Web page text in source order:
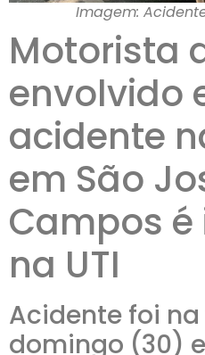
Imagem:
Motorista
envolvido
acidente
em São
Campos
na UTI
Acidente foi
domingo (30)